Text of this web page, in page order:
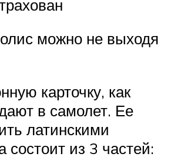
можно не выходя
карточку, как
в самолет. Ее
латинскими
состоит из 3 частей: